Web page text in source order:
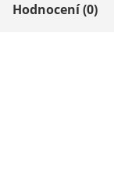
Hodnocení (0)